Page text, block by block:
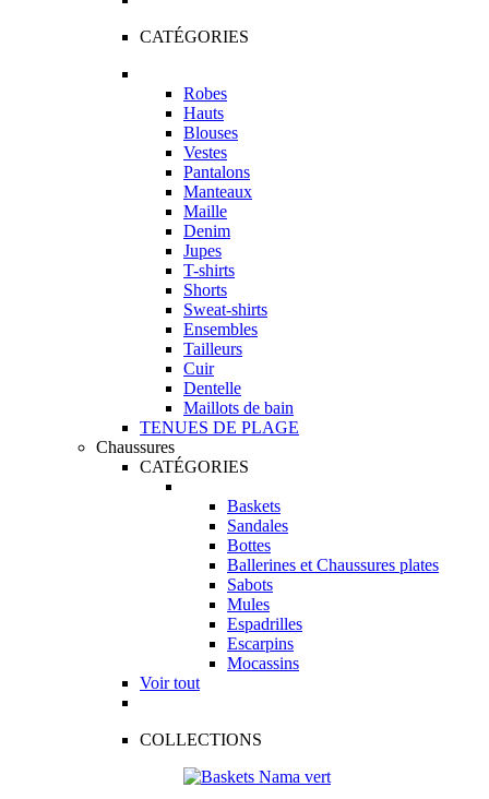
CATÉGORIES
Robes
Hauts
Blouses
Vestes
Pantalons
Manteaux
Maille
Denim
Jupes
T-shirts
Shorts
Sweat-shirts
Ensembles
Tailleurs
Cuir
Dentelle
Maillots de bain
TENUES DE PLAGE
Chaussures
CATÉGORIES
Baskets
Sandales
Bottes
Ballerines et Chaussures plates
Sabots
Mules
Espadrilles
Escarpins
Mocassins
Voir tout
COLLECTIONS